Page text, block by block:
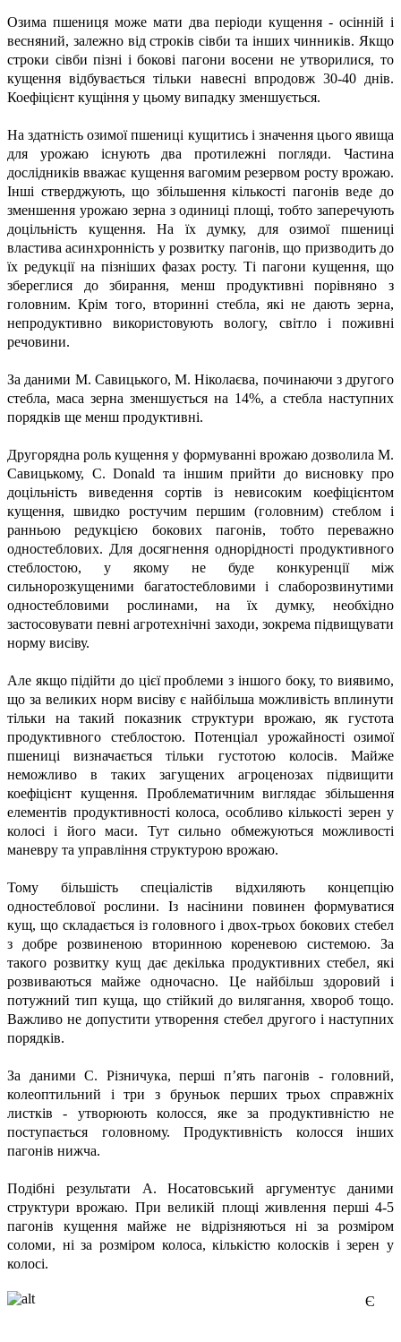
Озима пшениця може мати два періоди кущення - осінній і
весняний, залежно від строків сівби та інших чинників. Якщо
строки сівби пізні і бокові пагони восени не утворилися, то
кущення відбувається тільки навесні впродовж 30-40 днів.
Коефіцієнт кущіння у цьому випадку зменшується.
На здатність озимої пшениці кущитись і значення цього явища
для урожаю існують два протилежні погляди. Частина
дослідників вважає кущення вагомим резервом росту врожаю.
Інші стверджують, що збільшення кількості пагонів веде до
зменшення урожаю зерна з одиниці площі, тобто заперечують
доцільність кущення. На їх думку, для озимої пшениці
властива асинхронність у розвитку пагонів, що призводить до
їх редукції на пізніших фазах росту. Ті пагони кущення, що
збереглися до збирання, менш продуктивні порівняно з
головним. Крім того, вторинні стебла, які не дають зерна,
непродуктивно використовують вологу, світло і поживні
речовини.
За даними М. Савицького, М. Ніколаєва, починаючи з другого
стебла, маса зерна зменшується на 14%, а стебла наступних
порядків ще менш продуктивні.
Другорядна роль кущення у формуванні врожаю дозволила М.
Савицькому, C. Donald та іншим прийти до висновку про
доцільність виведення сортів із невисоким коефіцієнтом
кущення, швидко ростучим першим (головним) стеблом і
ранньою редукцією бокових пагонів, тобто переважно
одностеблових. Для досягнення однорідності продуктивного
стеблостою, у якому не буде конкуренції між
сильнорозкущеними багатостебловими і слаборозвинутими
одностебловими рослинами, на їх думку, необхідно
застосовувати певні агротехнічні заходи, зокрема підвищувати
норму висіву.
Але якщо підійти до цієї проблеми з іншого боку, то виявимо,
що за великих норм висіву є найбільша можливість вплинути
тільки на такий показник структури врожаю, як густота
продуктивного стеблостою. Потенціал урожайності озимої
пшениці визначається тільки густотою колосів. Майже
неможливо в таких загущених агроценозах підвищити
коефіцієнт кущення. Проблематичним виглядає збільшення
елементів продуктивності колоса, особливо кількості зерен у
колосі і його маси. Тут сильно обмежуються можливості
маневру та управління структурою врожаю.
Тому більшість спеціалістів відхиляють концепцію
одностеблової рослини. Із насінини повинен формуватися
кущ, що складається із головного і двох-трьох бокових стебел
з добре розвиненою вторинною кореневою системою. За
такого розвитку кущ дає декілька продуктивних стебел, які
розвиваються майже одночасно. Це найбільш здоровий і
потужний тип куща, що стійкий до вилягання, хвороб тощо.
Важливо не допустити утворення стебел другого і наступних
порядків.
За даними С. Різничука, перші п’ять пагонів - головний,
колеоптильний і три з бруньок перших трьох справжніх
листків - утворюють колосся, яке за продуктивністю не
поступається головному. Продуктивність колосся інших
пагонів нижча.
Подібні результати А. Носатовський аргументує даними
структури врожаю. При великій площі живлення перші 4-5
пагонів кущення майже не відрізняються ні за розміром
соломи, ні за розміром колоса, кількістю колосків і зерен у
колосі.
Є